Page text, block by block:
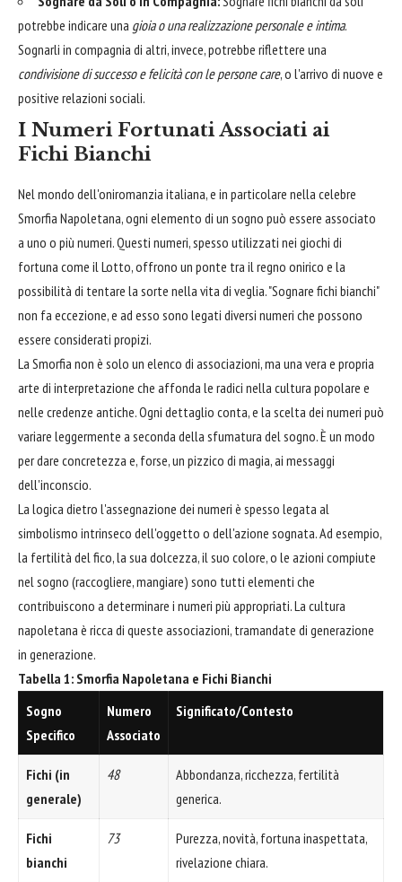
potrebbe indicare una gioia o una realizzazione personale e intima.
Sognarli in compagnia di altri, invece, potrebbe riflettere una
condivisione di successo e felicità con le persone care, o l'arrivo di nuove e
positive relazioni sociali.
I Numeri Fortunati Associati ai
Fichi Bianchi
Nel mondo dell'oniromanzia italiana, e in particolare nella celebre
Smorfia Napoletana, ogni elemento di un sogno può essere associato
a uno o più numeri. Questi numeri, spesso utilizzati nei giochi di
fortuna come il Lotto, offrono un ponte tra il regno onirico e la
possibilità di tentare la sorte nella vita di veglia. "Sognare fichi bianchi"
non fa eccezione, e ad esso sono legati diversi numeri che possono
essere considerati propizi.
La Smorfia non è solo un elenco di associazioni, ma una vera e propria
arte di interpretazione che affonda le radici nella cultura popolare e
nelle credenze antiche. Ogni dettaglio conta, e la scelta dei numeri può
variare leggermente a seconda della sfumatura del sogno. È un modo
per dare concretezza e, forse, un pizzico di magia, ai messaggi
dell'inconscio.
La logica dietro l'assegnazione dei numeri è spesso legata al
simbolismo intrinseco dell'oggetto o dell'azione sognata. Ad esempio,
la fertilità del fico, la sua dolcezza, il suo colore, o le azioni compiute
nel sogno (raccogliere, mangiare) sono tutti elementi che
contribuiscono a determinare i numeri più appropriati. La cultura
napoletana è ricca di queste associazioni, tramandate di generazione
in generazione.
Tabella 1: Smorfia Napoletana e Fichi Bianchi
Sogno
Specifico
Numero
Associato
Significato/Contesto
Fichi (in
generale)
48
Abbondanza, ricchezza, fertilità
generica.
Fichi
bianchi
73
Purezza, novità, fortuna inaspettata,
rivelazione chiara.